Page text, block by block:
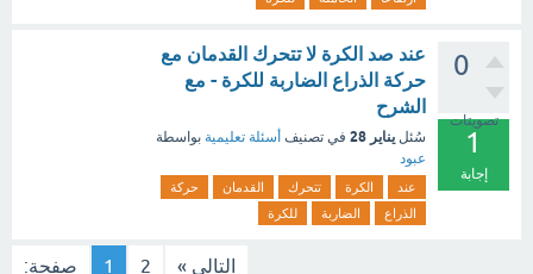
0
تصويتات
1
إجابة
عند صد الكرة لا تتحرك القدمان مع
حركة الذراع الضاربة للكرة - مع
الشرح
سُئل يناير 28 في تصنيف أسئلة تعليمية بواسطة
عبود
عند الكرة تتحرك القدمان
حركة
الذراع
الضاربة للكرة
صفحة: 1 2 التالي »